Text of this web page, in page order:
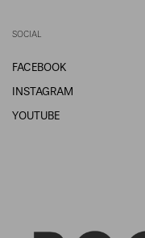
SOCIAL
FACEBOOK
INSTAGRAM
YOUTUBE